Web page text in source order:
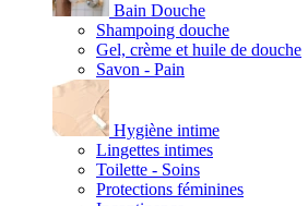
Bain Douche
Shampoing douche
Gel, crème et huile de douche
Savon - Pain
Hygiène intime
Lingettes intimes
Toilette - Soins
Protections féminines